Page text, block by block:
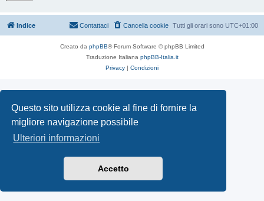
Questo sito utilizza cookie al fine di fornire la
migliore navigazione possibile
Ulteriori informazioni
Accetto
Indice Tutti gli orari sono UTC+01:00
Cancella cookie
Contattaci
Creato da phpBB® Forum Software © phpBB Limited
Traduzione Italiana phpBB-Italia.it
Privacy | Condizioni